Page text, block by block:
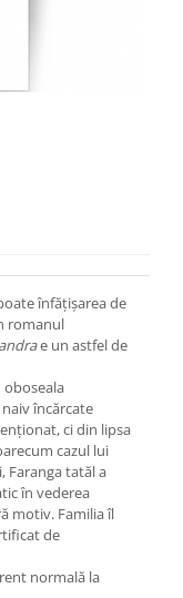
înfățișarea de
romanul
e un astfel de
oboseala
încărcate
ci din lipsa
cazul lui
Faranga tatăl a
în vederea
motiv. Familia îl
de
normală la